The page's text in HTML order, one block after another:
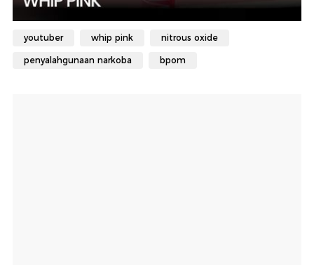
youtuber whip pink nitrous oxide
penyalahgunaan narkoba bpom